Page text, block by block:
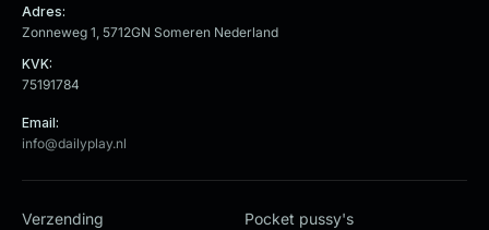
Adres:
Zonneweg 1, 5712GN Someren Nederland
KVK:
75191784
Email:
info@dailyplay.nl
Verzending Pocket pussy's